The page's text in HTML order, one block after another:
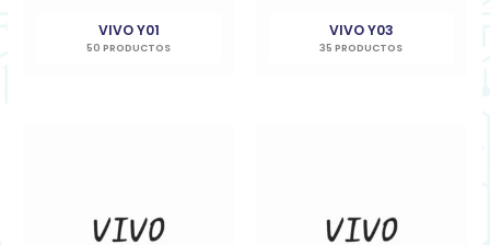
VIVO Y01
50 PRODUCTOS
VIVO Y03
35 PRODUCTOS